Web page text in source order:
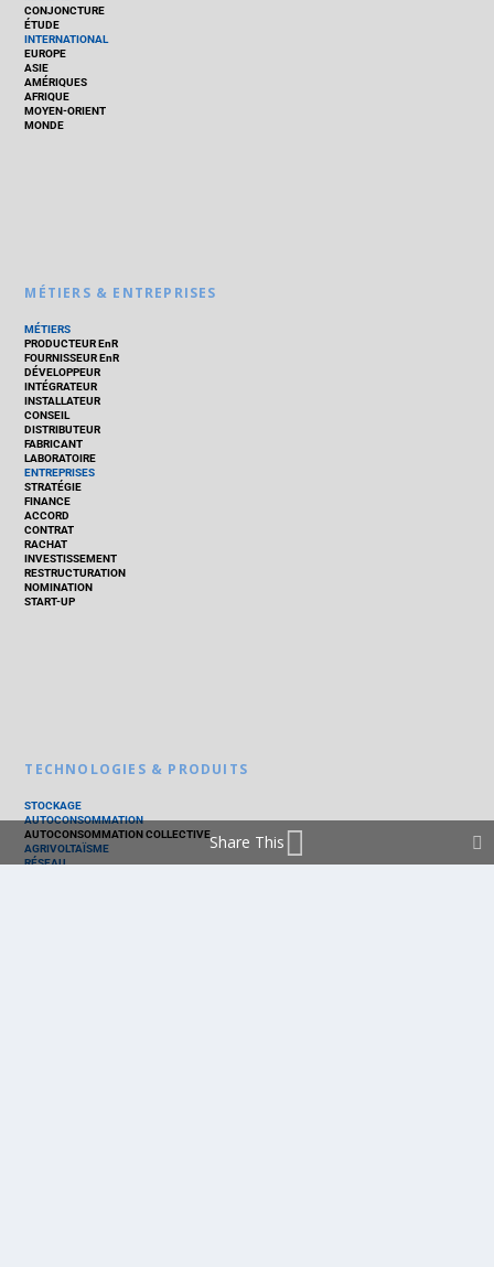
CONJONCTURE
ÉTUDE
INTERNATIONAL
EUROPE
ASIE
AMÉRIQUES
AFRIQUE
MOYEN-ORIENT
MONDE
MÉTIERS & ENTREPRISES
MÉTIERS
PRODUCTEUR EnR
FOURNISSEUR EnR
DÉVELOPPEUR
INTÉGRATEUR
INSTALLATEUR
CONSEIL
DISTRIBUTEUR
FABRICANT
LABORATOIRE
ENTREPRISES
STRATÉGIE
FINANCE
ACCORD
CONTRAT
RACHAT
INVESTISSEMENT
RESTRUCTURATION
NOMINATION
START-UP
TECHNOLOGIES & PRODUITS
STOCKAGE
AUTOCONSOMMATION
AUTOCONSOMMATION COLLECTIVE
AGRIVOLTAÏSME
RÉSEAU
Share This